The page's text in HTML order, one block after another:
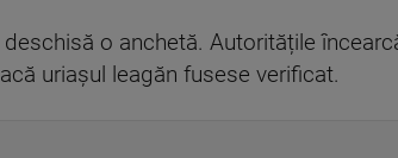
o anchetă. Autoritățile
uriașul leagăn fusese verificat.